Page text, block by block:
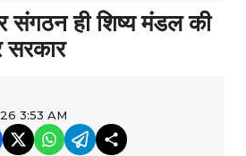
संगठन ही शिष्य मंडल की
सरकार
3:53 AM